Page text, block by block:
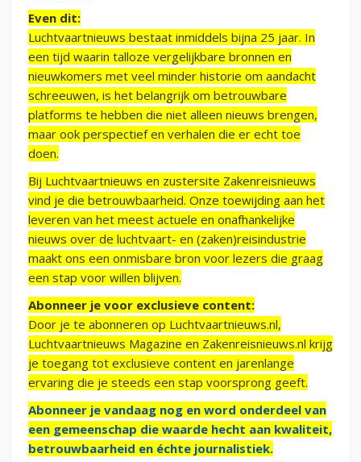
Even dit:
Luchtvaartnieuws bestaat inmiddels bijna 25 jaar. In
een tijd waarin talloze vergelijkbare bronnen en
nieuwkomers met veel minder historie om aandacht
schreeuwen, is het belangrijk om betrouwbare
platforms te hebben die niet alleen nieuws brengen,
maar ook perspectief en verhalen die er echt toe
doen.
Bij Luchtvaartnieuws en zustersite Zakenreisnieuws
vind je die betrouwbaarheid. Onze toewijding aan het
leveren van het meest actuele en onafhankelijke
nieuws over de luchtvaart- en (zaken)reisindustrie
maakt ons een onmisbare bron voor lezers die graag
een stap voor willen blijven.
Abonneer je voor exclusieve content:
Door je te abonneren op Luchtvaartnieuws.nl,
Luchtvaartnieuws Magazine en Zakenreisnieuws.nl krijg
je toegang tot exclusieve content en jarenlange
ervaring die je steeds een stap voorsprong geeft.
Abonneer je vandaag nog en word onderdeel van
een gemeenschap die waarde hecht aan kwaliteit,
betrouwbaarheid en échte journalistiek.